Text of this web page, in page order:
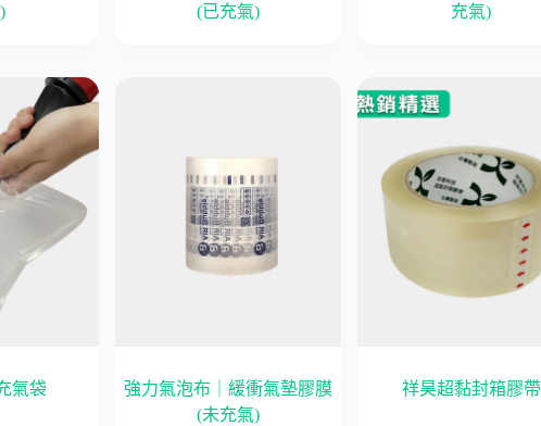
(已充氣)
充氣)
氣袋
強力氣泡布｜緩衝氣墊膠膜
(未充氣)
祥昊超黏封箱膠帶